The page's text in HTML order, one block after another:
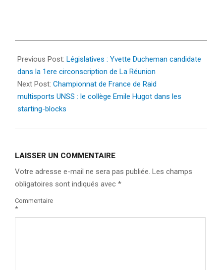
04-
27
Previous Post: Législatives : Yvette Ducheman candidate
dans la 1ere circonscription de La Réunion
Next Post: Championnat de France de Raid
multisports UNSS : le collège Emile Hugot dans les
starting-blocks
LAISSER UN COMMENTAIRE
Votre adresse e-mail ne sera pas publiée. Les champs
obligatoires sont indiqués avec *
Commentaire
*